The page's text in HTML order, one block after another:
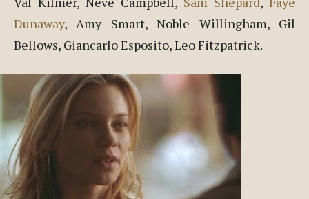
Dunaway, Amy Smart, Noble Willingham, Gil
Bellows, Giancarlo Esposito, Leo Fitzpatrick.